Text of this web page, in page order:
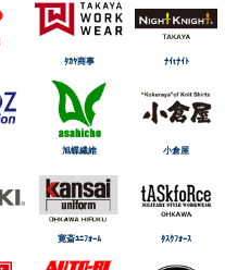
ﾀｶﾔ商事 ﾅｲtﾅｲﾄ
旭蝶繊維 小倉屋
寛斎ﾕﾆﾌｫｰﾑ ﾀｽｸﾌｫｰｽ